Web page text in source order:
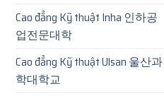
Cao đẳng Kỹ thuật Inha 인하공
업전문대학
Cao đẳng Kỹ thuật Ulsan 울산과
학대학교